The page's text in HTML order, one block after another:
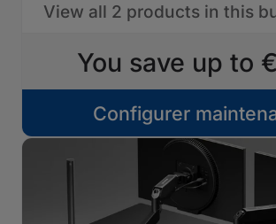
View all 2 products in this
You save up to
Configurer